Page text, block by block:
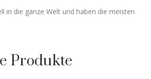
in die ganze Welt und haben die meisten
Produkte